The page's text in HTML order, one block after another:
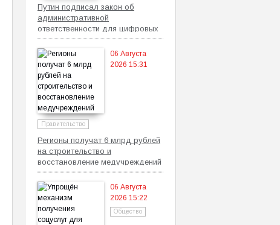
Путин подписал закон об
административной
ответственности для цифровых
платформ
06 Августа
2026 15:31
Правительство
Регионы получат 6 млрд рублей
на строительство и
восстановление медучреждений
06 Августа
2026 15:22
Общество